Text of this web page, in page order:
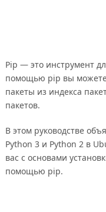
Pip — это инструмент
помощью pip вы можете
пакеты из индекса
пакетов.
В этом руководстве
Python 3 и Python 2 в
вас с основами
помощью pip.